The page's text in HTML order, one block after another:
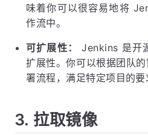
味着你可以很容易地将
作流中。
可扩展性：
Jenkins 是开
扩展性。你可以根据团队
署流程，满足特定项目的要
3. 拉取镜像